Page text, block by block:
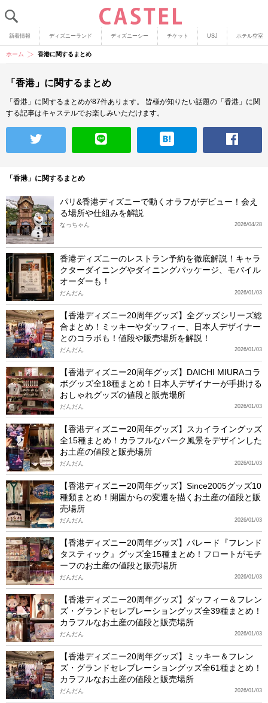
新着情報 ディズニーランド ディズニーシー チケット USJ ホテル空室
ホーム 香港に関するまとめ
「香港」に関するまとめ
「香港」に関するまとめが87件あります。
皆様が知りたい話題の「香港」に関
する記事はキャステルでお楽しみいただけます。
「香港」に関するまとめ
パリ&香港ディズニーで動くオラフがデビュー！会え
る場所や仕組みを解説
2026/04/28
なっちゃん
香港ディズニーのレストラン予約を徹底解説！キャラ
クターダイニングやダイニングパッケージ、モバイル
オーダーも！
2026/01/03
だんだん
【香港ディズニー20周年グッズ】全グッズシリーズ総
合まとめ！ミッキーやダッフィー、日本人デザイナー
とのコラボも！値段や販売場所を解説！
2026/01/03
だんだん
【香港ディズニー20周年グッズ】DAICHI MIURAコラ
ボグッズ全18種まとめ！日本人デザイナーが手掛ける
おしゃれグッズの値段と販売場所
2026/01/03
だんだん
【香港ディズニー20周年グッズ】スカイライングッズ
全15種まとめ！カラフルなパーク風景をデザインした
お土産の値段と販売場所
2026/01/03
だんだん
【香港ディズニー20周年グッズ】Since2005グッズ10
種類まとめ！開園からの変遷を描くお土産の値段と販
売場所
2026/01/03
だんだん
【香港ディズニー20周年グッズ】パレード『フレンド
タスティック』グッズ全15種まとめ！フロートがモチ
ーフのお土産の値段と販売場所
2026/01/03
だんだん
【香港ディズニー20周年グッズ】ダッフィー＆フレン
ズ・グランドセレブレーショングッズ全39種まとめ！
カラフルなお土産の値段と販売場所
2026/01/03
だんだん
【香港ディズニー20周年グッズ】ミッキー＆フレン
ズ・グランドセレブレーショングッズ全61種まとめ！
カラフルなお土産の値段と販売場所
2026/01/03
だんだん